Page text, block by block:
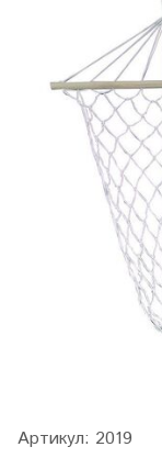
Артикул: 2019